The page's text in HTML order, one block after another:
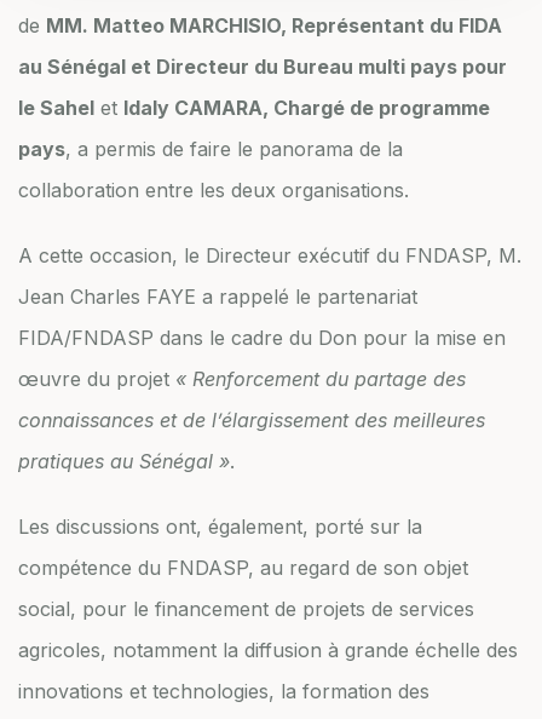
de MM. Matteo MARCHISIO, Représentant du FIDA
au Sénégal et Directeur du Bureau multi pays pour
le Sahel et Idaly CAMARA, Chargé de programme
pays, a permis de faire le panorama de la
collaboration entre les deux organisations.
A cette occasion, le Directeur exécutif du FNDASP, M.
Jean Charles FAYE a rappelé le partenariat
FIDA/FNDASP dans le cadre du Don pour la mise en
œuvre du projet « Renforcement du partage des
connaissances et de l’élargissement des meilleures
pratiques au Sénégal ».
Les discussions ont, également, porté sur la
compétence du FNDASP, au regard de son objet
social, pour le financement de projets de services
agricoles, notamment la diffusion à grande échelle des
innovations et technologies, la formation des